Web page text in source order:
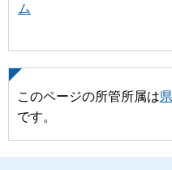
ム
このページの所管所属は
です。